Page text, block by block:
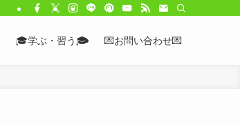
🎓学ぶ・習う🎓 💌お問い合わせ💌